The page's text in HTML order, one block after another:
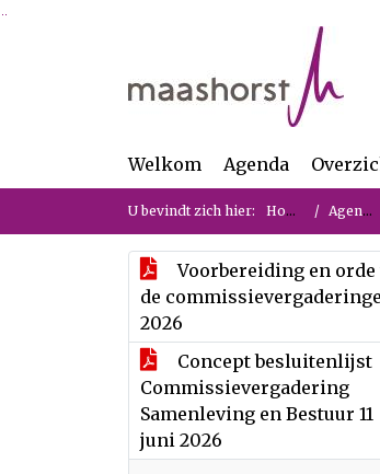
Welkom Agenda
U bevindt zich hier: Home Agenda
Voorbereiding en orde
de
2026
Concept besluitenlijst
Commissievergadering
Samenleving en Bestuur 11
juni 2026